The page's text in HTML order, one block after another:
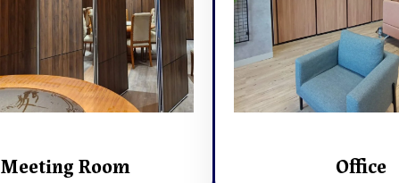
Meeting Room Office